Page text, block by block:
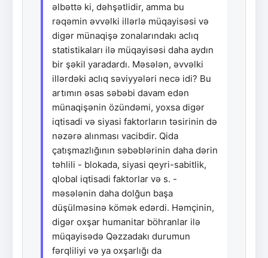
əlbəttə ki, dəhşətlidir, amma bu
rəqəmin əvvəlki illərlə müqayisəsi və
digər münaqişə zonalarındakı aclıq
statistikaları ilə müqayisəsi daha aydın
bir şəkil yaradardı. Məsələn, əvvəlki
illərdəki aclıq səviyyələri necə idi? Bu
artımın əsas səbəbi davam edən
münaqişənin özündəmi, yoxsa digər
iqtisadi və siyasi faktorların təsirinin də
nəzərə alınması vacibdir. Qida
çatışmazlığının səbəblərinin daha dərin
təhlili - blokada, siyasi qeyri-sabitlik,
qlobal iqtisadi faktorlar və s. -
məsələnin daha dolğun başa
düşülməsinə kömək edərdi. Həmçinin,
digər oxşar humanitar böhranlar ilə
müqayisədə Qəzzadakı durumun
fərqliliyi və ya oxşarlığı da